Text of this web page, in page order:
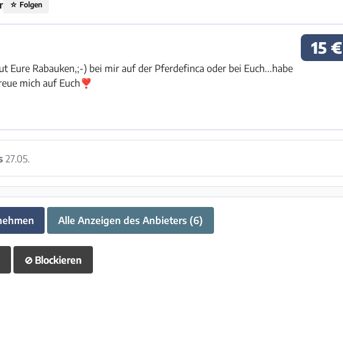
☆ Folgen
15 €
Eure Rabauken,;-) bei mir auf der Pferdefinca oder bei Euch...habe
mich auf Euch❣️
27.05.
Alle Anzeigen des Anbieters (6)
⊘ Blockieren